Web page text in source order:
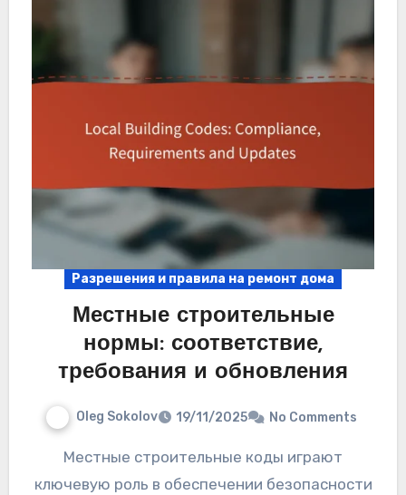
Разрешения и правила на ремонт дома
Местные строительные
нормы: соответствие,
требования и обновления
Oleg Sokolov 19/11/2025 No Comments
Местные строительные коды играют
ключевую роль в обеспечении безопасности